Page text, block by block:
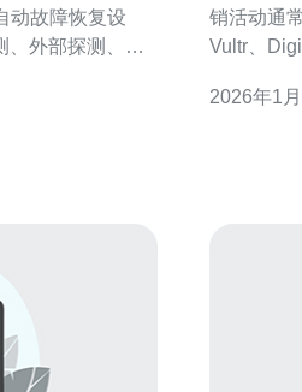
动故障恢复设
、外部探测、告
轻量脚本到成
销活动通
Vultr、
用户可以
2026年1